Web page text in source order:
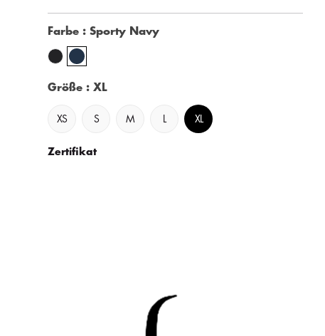
Farbe : Sporty Navy
Größe : XL
XS S M XL
Zertifikat